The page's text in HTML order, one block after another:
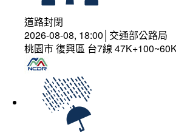
道路封閉
2026-08-08, 18:00│交通部公路局
桃園市 復興區 台7線